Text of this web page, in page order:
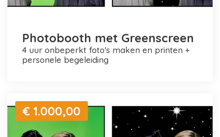
Photobooth met Greenscreen
4 uur onbeperkt foto's maken en printen +
personele begeleiding
€ 1.000,00